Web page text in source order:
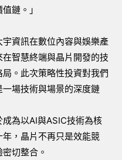
鏈。」
資訊在數位內容與娛樂產
智慧終端與晶片開發的技
。此次策略性投資對我們
場技術與場景的深度鏈
為以AI與ASIC技術為核
，晶片不再只是效能競
切整合。